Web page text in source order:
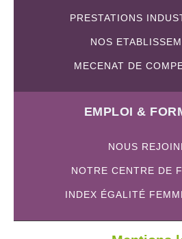
PRESTATIONS
NOS
MECENAT DE
EMPLOI &
NOUS
NOTRE CENTRE DE
INDEX ÉGALITÉ